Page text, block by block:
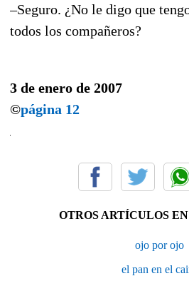
–Seguro. ¿No le digo que
todos los compañeros?
3 de enero de 2007
©página 12
OTROS ARTÍCULOS
ojo por ojo
el pan en el